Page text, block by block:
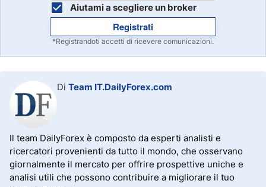
Aiutami a scegliere un broker
Registrati
*Registrandoti accetti di ricevere comunicazioni.
Di Team IT.DailyForex.com
Il team DailyForex è composto da esperti analisti e
ricercatori provenienti da tutto il mondo, che osservano
giornalmente il mercato per offrire prospettive uniche e
analisi utili che possono contribuire a migliorare il tuo